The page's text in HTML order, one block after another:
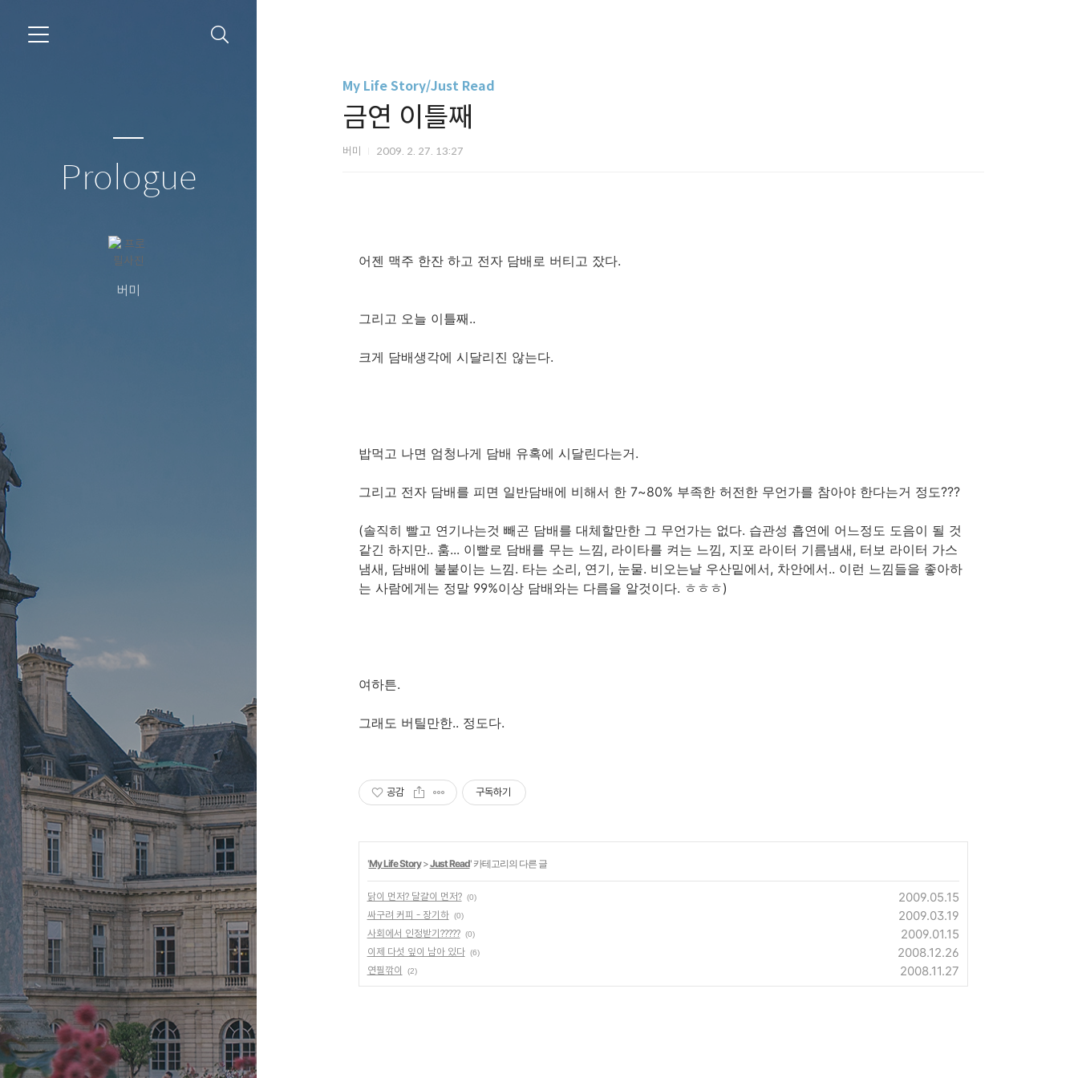
Prologue
버미
My Life Story/Just Read
금연 이틀째
버미 2009. 2. 27. 13:27
어젠 맥주 한잔 하고 전자 담배로 버티고 잤다.
그리고 오늘 이틀째..
크게 담배생각에 시달리진 않는다.
밥먹고 나면 엄청나게 담배 유혹에 시달린다는거.
그리고 전자 담배를 피면 일반담배에 비해서 한 7~80% 부족한 허전한 무언가를 참아야 한다는거 정도???
(솔직히 빨고 연기나는것 빼곤 담배를 대체할만한 그 무언가는 없다. 습관성 흡연에 어느정도 도음이 될 것
같긴 하지만.. 훔... 이빨로 담배를 무는 느낌, 라이타를 켜는 느낌, 지포 라이터 기름냄새, 터보 라이터 가스
냄새, 담배에 불붙이는 느낌. 타는 소리, 연기, 눈물. 비오는날 우산밑에서, 차안에서.. 이런 느낌들을 좋아하
는 사람에게는 정말 99%이상 담배와는 다름을 알것이다. ㅎㅎㅎ)
여하튼.
그래도 버틸만한.. 정도다.
공감 구독하기
'My Life Story>Just Read' 카테고리의 다른 글
닭이 먼저? 달걀이 먼저? (0) 2009.05.15
싸구려 커피 - 장기하 (0) 2009.03.19
사회에서 인정받기????? (0) 2009.01.15
이제 다섯 잎이 남아 있다 (6) 2008.12.26
연필깎이 (2) 2008.11.27